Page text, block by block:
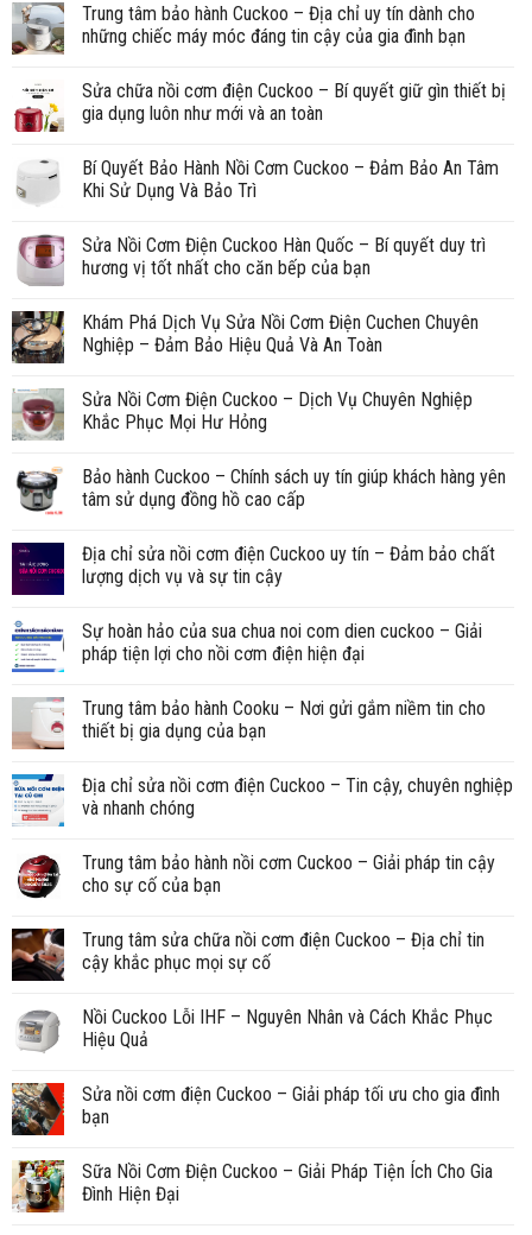
Trung tâm bảo hành Cuckoo – Địa chỉ uy tín dành cho
những chiếc máy móc đáng tin cậy của gia đình bạn
Sửa chữa nồi cơm điện Cuckoo – Bí quyết giữ gìn thiết bị
gia dụng luôn như mới và an toàn
Bí Quyết Bảo Hành Nồi Cơm Cuckoo – Đảm Bảo An Tâm
Khi Sử Dụng Và Bảo Trì
Sửa Nồi Cơm Điện Cuckoo Hàn Quốc – Bí quyết duy trì
hương vị tốt nhất cho căn bếp của bạn
Khám Phá Dịch Vụ Sửa Nồi Cơm Điện Cuchen Chuyên
Nghiệp – Đảm Bảo Hiệu Quả Và An Toàn
Sửa Nồi Cơm Điện Cuckoo – Dịch Vụ Chuyên Nghiệp
Khắc Phục Mọi Hư Hỏng
Bảo hành Cuckoo – Chính sách uy tín giúp khách hàng yên
tâm sử dụng đồng hồ cao cấp
Địa chỉ sửa nồi cơm điện Cuckoo uy tín – Đảm bảo chất
lượng dịch vụ và sự tin cậy
Sự hoàn hảo của sua chua noi com dien cuckoo – Giải
pháp tiện lợi cho nồi cơm điện hiện đại
Trung tâm bảo hành Cooku – Nơi gửi gắm niềm tin cho
thiết bị gia dụng của bạn
Địa chỉ sửa nồi cơm điện Cuckoo – Tin cậy, chuyên nghiệp
và nhanh chóng
Trung tâm bảo hành nồi cơm Cuckoo – Giải pháp tin cậy
cho sự cố của bạn
Trung tâm sửa chữa nồi cơm điện Cuckoo – Địa chỉ tin
cậy khắc phục mọi sự cố
Nồi Cuckoo Lỗi IHF – Nguyên Nhân và Cách Khắc Phục
Hiệu Quả
Sửa nồi cơm điện Cuckoo – Giải pháp tối ưu cho gia đình
bạn
Sữa Nồi Cơm Điện Cuckoo – Giải Pháp Tiện Ích Cho Gia
Đình Hiện Đại